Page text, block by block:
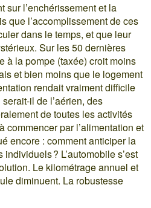
sur l’enchérissement et la
que l’accomplissement de ces
dans le temps, et que leur
Sur les 50 dernières
à la pompe (taxée) croit moins
et bien moins que le logement
rendait vraiment difficile
il de l’aérien, des
de toutes les activités
commencer par l’alimentation et
encore : comment anticiper la
? L’automobile s’est
Le kilométrage annuel et
diminuent. La robustesse